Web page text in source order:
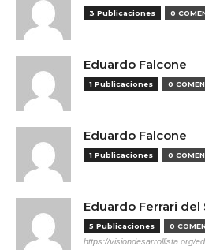
3 Publicaciones 0
Eduardo Falcone
1 Publicaciones 0
Eduardo Falcone
1 Publicaciones 0
Eduardo Ferrari del
5 Publicaciones 0
https://visiondesarrollista.org/